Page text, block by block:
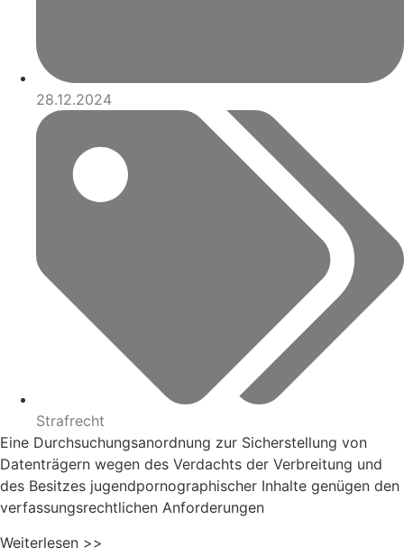
28.12.2024
Strafrecht
Eine Durchsuchungsanordnung zur Sicherstellung von
Datenträgern wegen des Verdachts der Verbreitung und
des Besitzes jugendpornographischer Inhalte genügen den
verfassungsrechtlichen Anforderungen
Weiterlesen >>